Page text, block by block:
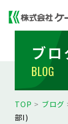
ブロ
BLOG
TOP > ブログ
部I)